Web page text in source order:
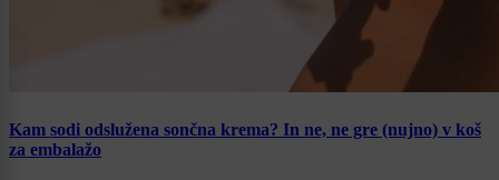
Kam sodi odslužena sončna krema? In ne, ne gre (nujno) v koš
za embalažo